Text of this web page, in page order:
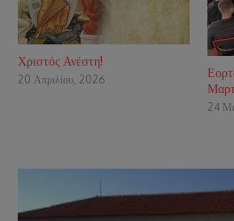
Χριστός Ανέστη!
20 Απριλίου, 2026
24